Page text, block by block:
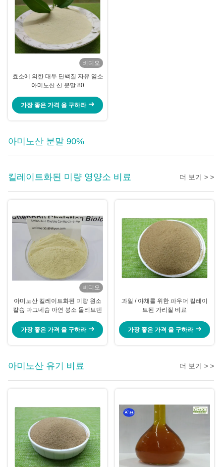
비디오
효소에 의한 대두 단백질 자유 염소
아미노산 산 분말 80
가장 좋은 가격 을 구하라
아미노산 분말 90%
킬레이트화된 미량 영양소 비료 더 보기 > >
비디오
아미노산 킬레이트화된 미량 원소
칼슘 마그네슘 아연 붕소 몰리브덴
가장 좋은 가격 을 구하라
과일 / 야채를 위한 파우더 킬레이
트된 가리질 비료
가장 좋은 가격 을 구하라
아미노산 유기 비료 더 보기 > >